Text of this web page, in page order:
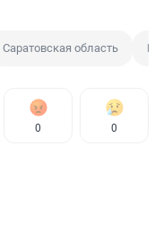
Саратовская область
0 0